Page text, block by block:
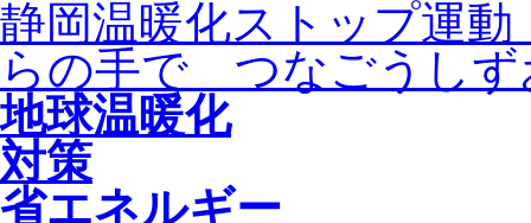
静岡温暖化ストップ運
らの手で つなごうしず
地球温暖化
対策
省エネルギー